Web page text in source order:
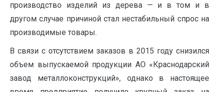
производство изделий из дерева — и в том и в
другом случае причиной стал нестабильный спрос на
производимые товары.
В связи с отсутствием заказов в 2015 году снизился
объем выпускаемой продукции АО «Краснодарский
завод металлоконструкций», однако в настоящее